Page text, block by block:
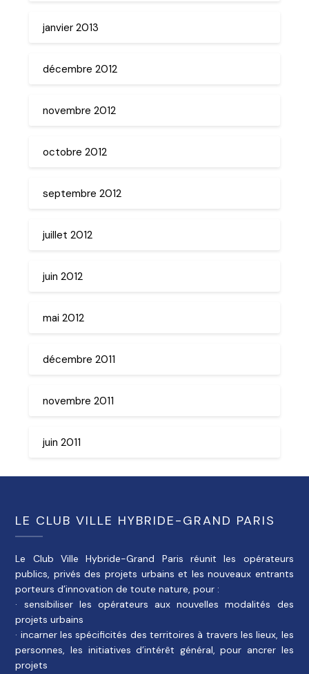
janvier 2013
décembre 2012
novembre 2012
octobre 2012
septembre 2012
juillet 2012
juin 2012
mai 2012
décembre 2011
novembre 2011
juin 2011
LE CLUB VILLE HYBRIDE-GRAND PARIS
Le Club Ville Hybride-Grand Paris réunit les opérateurs
publics, privés des projets urbains et les nouveaux entrants
porteurs d’innovation de toute nature, pour :
· sensibiliser les opérateurs aux nouvelles modalités des
projets urbains
· incarner les spécificités des territoires à travers les lieux, les
personnes, les initiatives d’intérêt général, pour ancrer les
projets